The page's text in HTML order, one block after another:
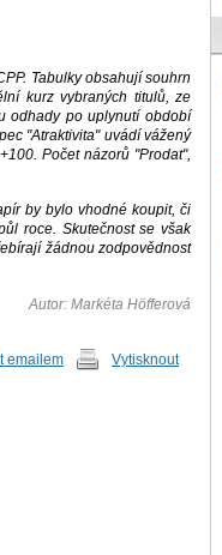
Tabulky obsahují souhrn
kurz vybraných titulů, ze
odhady po uplynutí období
"Atraktivita" uvádí vážený
Počet názorů "Prodat",
by bylo vhodné koupit, či
roce. Skutečnost se však
žádnou zodpovědnost
Autor: Markéta Höfferová
emailem Vytisknout